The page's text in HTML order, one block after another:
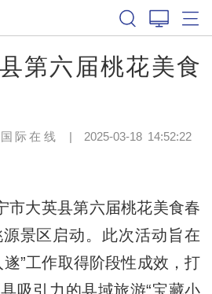
第六届桃花美食
际在线 | 2025-03-18 14:52:22
大英县第六届桃花美食春
景区启动。此次活动旨在
”工作取得阶段性成效，打
吸引力的县域旅游“宝藏小